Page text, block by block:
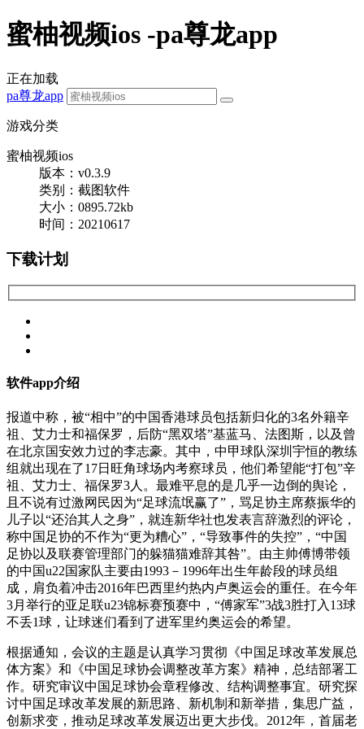
蜜柚视频ios -pa尊龙app
正在加载
pa尊龙app
游戏分类
蜜柚视频ios
版本：v0.3.9
类别：截图软件
大小：0895.72kb
时间：20210617
下载计划
软件app介绍
报道中称，被“相中”的中国香港球员包括新归化的3名外籍辛
祖、艾力士和福保罗，后防“黑双塔”基蓝马、法图斯，以及曾
在北京国安效力过的李志豪。其中，中甲球队深圳宇恒的教练
组就出现在了17日旺角球场内考察球员，他们希望能“打包”辛
祖、艾力士、福保罗3人。最难平息的是几乎一边倒的舆论，
且不说有过激网民因为“足球流氓赢了”，骂足协主席蔡振华的
儿子以“还治其人之身”，就连新华社也发表言辞激烈的评论，
称中国足协的不作为“更为糟心”，“导致事件的失控”，“中国
足协以及联赛管理部门的躲猫猫难辞其咎”。由主帅傅博带领
的中国u22国家队主要由1993－1996年出生年龄段的球员组
成，肩负着冲击2016年巴西里约热内卢奥运会的重任。在今年
3月举行的亚足联u23锦标赛预赛中，“傅家军”3战3胜打入13球
不丢1球，让球迷们看到了进军里约奥运会的希望。
根据通知，会议的主题是认真学习贯彻《中国足球改革发展总
体方案》和《中国足球协会调整改革方案》精神，总结部署工
作。研究审议中国足球协会章程修改、结构调整事宜。研究探
讨中国足球改革发展的新思路、新机制和新举措，集思广益，
创新求变，推动足球改革发展迈出更大步伐。2012年，首届老